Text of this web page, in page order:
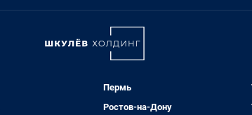
Пермь
Ростов-на-Дону